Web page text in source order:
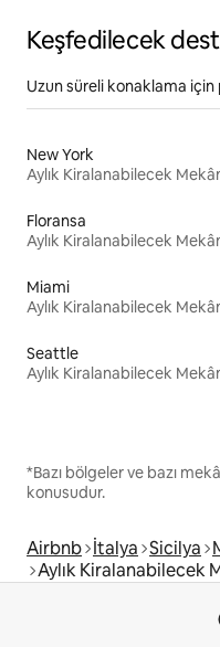
Keşfedilecek
Uzun süreli konaklama
New York
Aylık Kiralanabilecek
Floransa
Aylık Kiralanabilecek
Miami
Aylık Kiralanabilecek
Seattle
Aylık Kiralanabilecek
*Bazı bölgeler ve bazı
konusudur.
Airbnb İtalya Sicilya
Aylık Kiralanabilecek